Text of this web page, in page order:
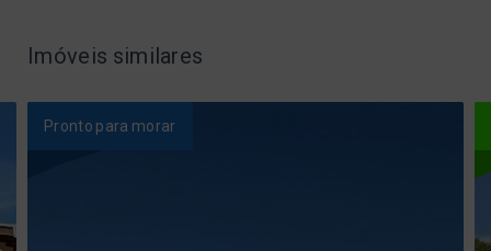
Imóveis similares
Pronto para morar